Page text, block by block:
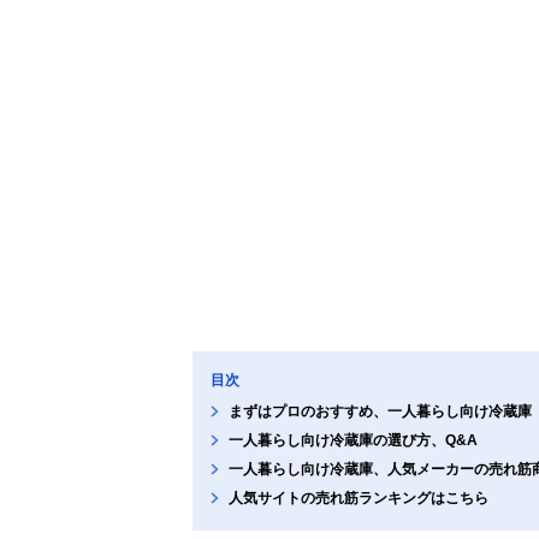
目次
まずはプロのおすすめ、一人暮らし向け冷蔵庫
一人暮らし向け冷蔵庫の選び方、Q&A
一人暮らし向け冷蔵庫、人気メーカーの売れ筋
人気サイトの売れ筋ランキングはこちら